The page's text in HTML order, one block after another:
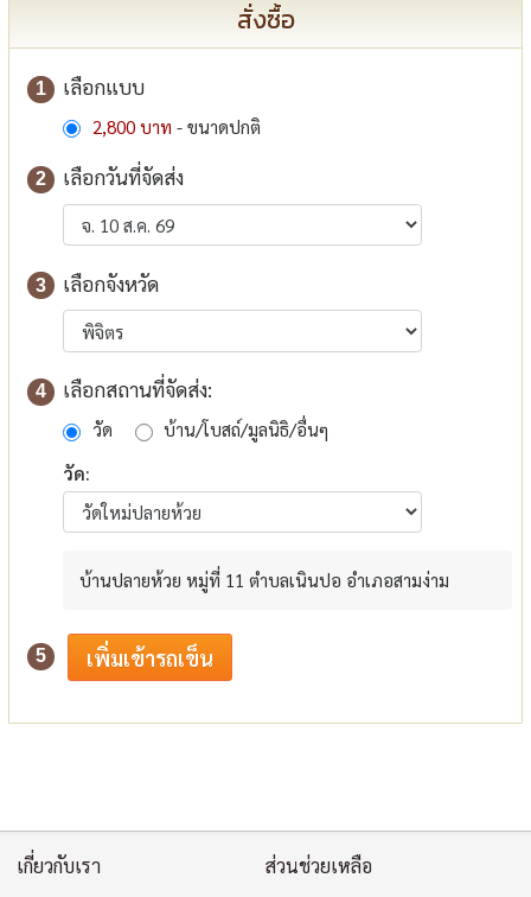
สั่งซื้อ
1 เลือกแบบ
2,800 บาท - ขนาดปกติ
2 เลือกวันที่จัดส่ง
3 เลือกจังหวัด
4 เลือกสถานที่จัดส่ง:
วัด
บ้าน/โบสถ์/มูลนิธิ/อื่นๆ
วัด:
บ้านปลายห้วย หมู่ที่ 11 ตำบลเนินปอ อำเภอสามง่าม
5
เกี่ยวกับเรา ส่วนช่วยเหลือ